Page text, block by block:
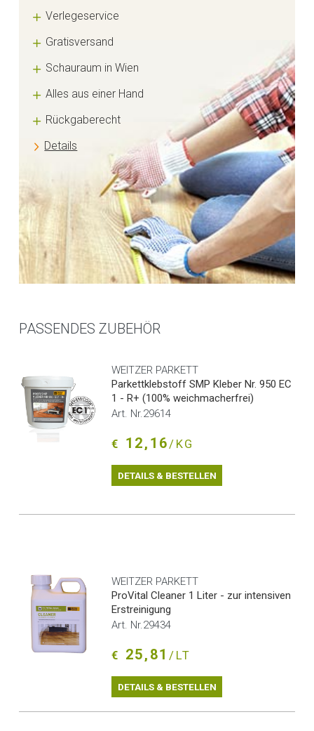
Verlegeservice
Gratisversand
Schauraum in Wien
Alles aus einer Hand
Rückgaberecht
Details
PASSENDES ZUBEHÖR
WEITZER PARKETT
Parkettklebstoff SMP Kleber Nr. 950 EC
1 - R+ (100% weichmacherfrei)
Art. Nr.29614
€ 12,16/KG
DETAILS & BESTELLEN
WEITZER PARKETT
ProVital Cleaner 1 Liter - zur intensiven
Erstreinigung
Art. Nr.29434
€ 25,81/LT
DETAILS & BESTELLEN